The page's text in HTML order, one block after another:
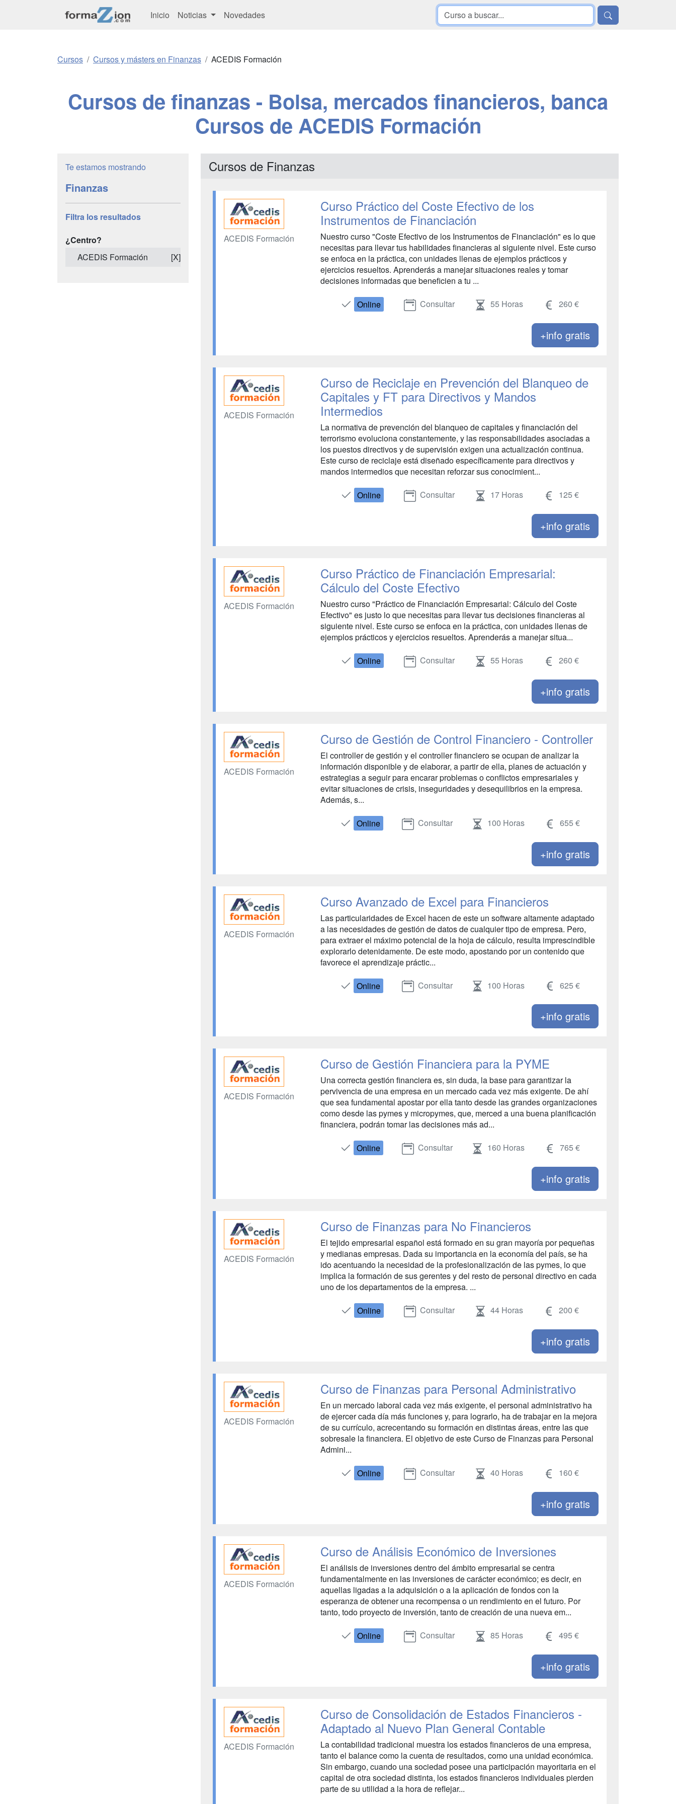
Inicio Noticias Novedades
Cursos Cursos y másters en Finanzas ACEDIS Formación
Cursos de finanzas - Bolsa, mercados financieros, banca
Cursos de ACEDIS Formación
Te estamos mostrando
Finanzas
Filtra los resultados
¿Centro?
ACEDIS Formación
[X]
Cursos de Finanzas
ACEDIS Formación
Curso Práctico del Coste Efectivo de los
Instrumentos de Financiación
Nuestro curso "Coste Efectivo de los Instrumentos de Financiación" es lo que
necesitas para llevar tus habilidades financieras al siguiente nivel. Este curso
se enfoca en la práctica, con unidades llenas de ejemplos prácticos y
ejercicios resueltos. Aprenderás a manejar situaciones reales y tomar
decisiones informadas que beneficien a tu ...
Online Consultar 55 Horas 260 €
+info gratis
ACEDIS Formación
Curso de Reciclaje en Prevención del Blanqueo de
Capitales y FT para Directivos y Mandos
Intermedios
La normativa de prevención del blanqueo de capitales y financiación del
terrorismo evoluciona constantemente, y las responsabilidades asociadas a
los puestos directivos y de supervisión exigen una actualización continua.
Este curso de reciclaje está diseñado específicamente para directivos y
mandos intermedios que necesitan reforzar sus conocimient...
Online Consultar 17 Horas 125 €
+info gratis
ACEDIS Formación
Curso Práctico de Financiación Empresarial:
Cálculo del Coste Efectivo
Nuestro curso "Práctico de Financiación Empresarial: Cálculo del Coste
Efectivo" es justo lo que necesitas para llevar tus decisiones financieras al
siguiente nivel. Este curso se enfoca en la práctica, con unidades llenas de
ejemplos prácticos y ejercicios resueltos. Aprenderás a manejar situa...
Online Consultar 55 Horas 260 €
+info gratis
ACEDIS Formación
Curso de Gestión de Control Financiero - Controller
El controller de gestión y el controller financiero se ocupan de analizar la
información disponible y de elaborar, a partir de ella, planes de actuación y
estrategias a seguir para encarar problemas o conflictos empresariales y
evitar situaciones de crisis, inseguridades y desequilibrios en la empresa.
Además, s...
Online Consultar 100 Horas 655 €
+info gratis
ACEDIS Formación
Curso Avanzado de Excel para Financieros
Las particularidades de Excel hacen de este un software altamente adaptado
a las necesidades de gestión de datos de cualquier tipo de empresa. Pero,
para extraer el máximo potencial de la hoja de cálculo, resulta imprescindible
explorarlo detenidamente. De este modo, apostando por un contenido que
favorece el aprendizaje práctic...
Online Consultar 100 Horas 625 €
+info gratis
ACEDIS Formación
Curso de Gestión Financiera para la PYME
Una correcta gestión financiera es, sin duda, la base para garantizar la
pervivencia de una empresa en un mercado cada vez más exigente. De ahí
que sea fundamental apostar por ella tanto desde las grandes organizaciones
como desde las pymes y micropymes, que, merced a una buena planificación
financiera, podrán tomar las decisiones más ad...
Online Consultar 160 Horas 765 €
+info gratis
ACEDIS Formación
Curso de Finanzas para No Financieros
El tejido empresarial español está formado en su gran mayoría por pequeñas
y medianas empresas. Dada su importancia en la economía del país, se ha
ido acentuando la necesidad de la profesionalización de las pymes, lo que
implica la formación de sus gerentes y del resto de personal directivo en cada
uno de los departamentos de la empresa. ...
Online Consultar 44 Horas 200 €
+info gratis
ACEDIS Formación
Curso de Finanzas para Personal Administrativo
En un mercado laboral cada vez más exigente, el personal administrativo ha
de ejercer cada día más funciones y, para lograrlo, ha de trabajar en la mejora
de su currículo, acrecentando su formación en distintas áreas, entre las que
sobresale la financiera. El objetivo de este Curso de Finanzas para Personal
Admini...
Online Consultar 40 Horas 160 €
+info gratis
ACEDIS Formación
Curso de Análisis Económico de Inversiones
El análisis de inversiones dentro del ámbito empresarial se centra
fundamentalmente en las inversiones de carácter económico; es decir, en
aquellas ligadas a la adquisición o a la aplicación de fondos con la
esperanza de obtener una recompensa o un rendimiento en el futuro. Por
tanto, todo proyecto de inversión, tanto de creación de una nueva em...
Online Consultar 85 Horas 495 €
+info gratis
ACEDIS Formación
Curso de Consolidación de Estados Financieros -
Adaptado al Nuevo Plan General Contable
La contabilidad tradicional muestra los estados financieros de una empresa,
tanto el balance como la cuenta de resultados, como una unidad económica.
Sin embargo, cuando una sociedad posee una participación mayoritaria en el
capital de otra sociedad distinta, los estados financieros individuales pierden
parte de su utilidad a la hora de reflejar...